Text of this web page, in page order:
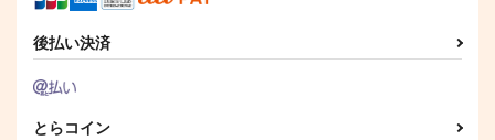
後払い決済
とらコイン